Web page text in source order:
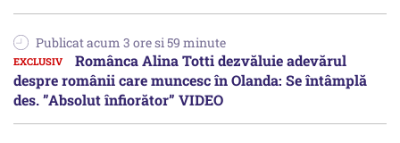
Publicat acum 3 ore si 59 minute
Românca Alina Totti dezvăluie adevărul
despre românii care muncesc în Olanda: Se întâmplă
des. ”Absolut înfiorător” VIDEO